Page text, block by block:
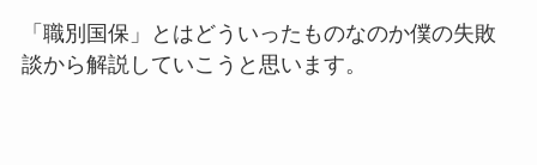
「職別国保」とはどういったものなのか僕の失敗
談から解説していこうと思います。